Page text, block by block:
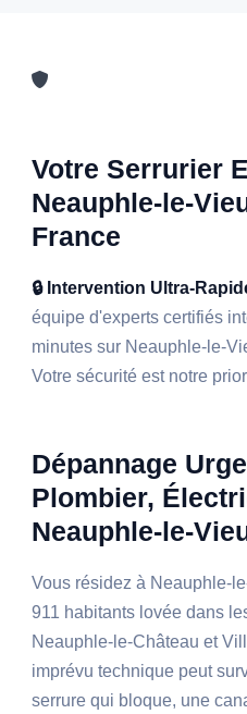
Votre Serrurier
Neauphle-le-
France
🔒 Intervention Ultra-
équipe d'experts certifiés
minutes sur Neauphle-le-
Votre sécurité est notre
Dépannage
Plombier,
Neauphle-le-
Vous résidez à Neauphle-
911 habitants lovée dans
Neauphle-le-Château et
imprévu technique peut
serrure qui bloque, une